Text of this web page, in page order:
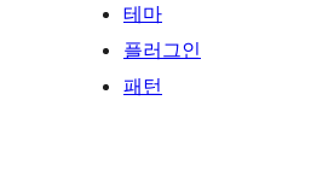
테마
플러그인
패턴